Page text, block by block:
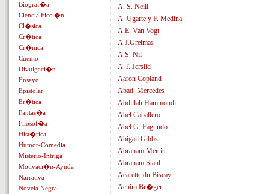
A. S. Neill
A. Ugarte y F. Medina
A.E. Van Vogt
A.J.Greimas
A.S. Nil
A.T. Jersild
Aaron Copland
Abad, Mercedes
Abdillah Hammoudi
Abel Caballero
Abel G. Fagundo
Abigail Gibbs
Abraham Merritt
Abraham Stahl
Acarette du Biscay
Achim Br�ger
Biograf�a
Ciencia Ficci�n
Cl�sica
Cr�tica
Cr�nica
Cuento
Divulgaci�n
Ensayo
Epistolar
Er�tica
Fantas�a
Filosof�a
Hist�rica
Humor-Comedia
Misterio-Intriga
Motivaci�n-Ayuda
Narrativa
Novela Negra